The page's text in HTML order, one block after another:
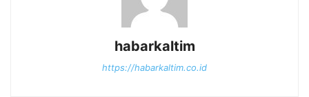
habarkaltim
https://habarkaltim.co.id